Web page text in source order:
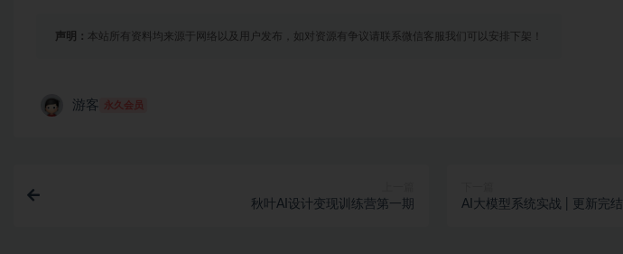
声明： 本站所有资料均来源于网络以及用户发布，如对资源有争议请联系微信客服我们可以安排下架！
游客 永久会员
秋叶AI设计变现训练营第一期 AI大模型系统实战 | 更新完结